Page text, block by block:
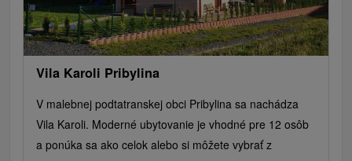
Vila Karoli Pribylina
V malebnej podtatranskej obci Pribylina sa nachádza
Vila Karoli. Moderné ubytovanie je vhodné pre 12 osôb
a ponúka sa ako celok alebo si môžete vybrať z